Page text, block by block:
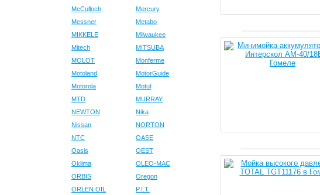
McCulloch
Mercury
Messner
Metabo
MIKKELE
Milwaukee
Mitech
MITSUBA
MOLOT
Monferme
Motoland
MotorGuide
Motorola
Motul
MTD
MURRAY
NEWTON
Nika
Nissan
NORTON
NTC
OASE
Oasis
OEST
Oklima
OLEO-MAC
ORBIS
Oregon
ORLEN OIL
P.I.T.